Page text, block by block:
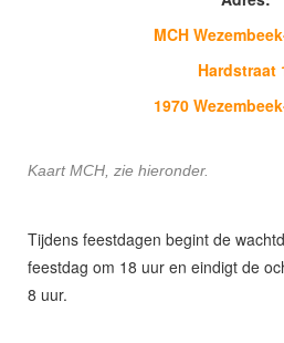
MCH
Hardstraat
1970
Kaart MCH, zie hieronder.
Tijdens feestdagen begint de
feestdag om 18 uur en eindigt de
8 uur.